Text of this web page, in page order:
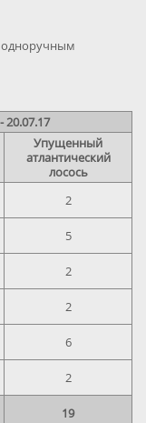
одноручным
20.07.17
Упущенный
атлантический
лосось
2
5
2
2
6
2
19